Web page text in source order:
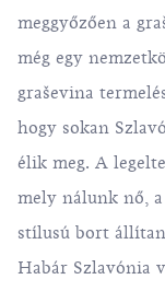
meggyőzően a
még egy
graševina
hogy sokan
élik meg. A
mely nálunk nő,
stílusú bort
Habár Szlavónia